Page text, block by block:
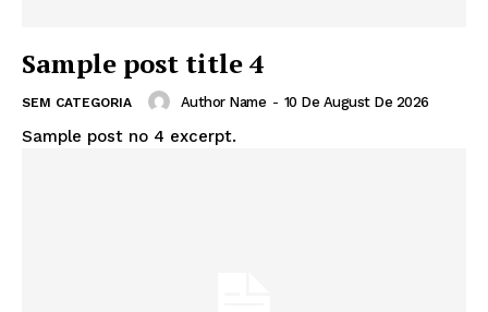
Sample post title 4
SEM CATEGORIA Author Name - 10 De August De 2026
Sample post no 4 excerpt.